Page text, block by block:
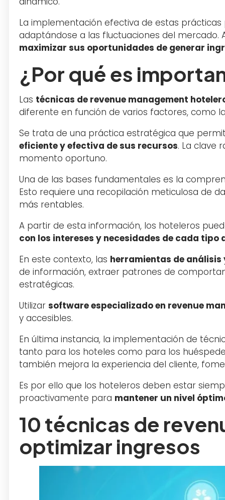
La implementación efectiva de estas
adaptándose a las fluctuaciones del mercado.
maximizar sus oportunidades de generar
¿Por qué es
Las técnicas de revenue management
diferente en función de varios factores, como
Se trata de una práctica estratégica que
eficiente y efectiva de sus recursos. La clave
momento oportuno.
Una de las bases fundamentales es la
Esto requiere una recopilación meticulosa de
más rentables.
A partir de esta información, los hoteleros
con los intereses y necesidades de cada tipo
En este contexto, las herramientas de
de información, extraer patrones de
estratégicas.
Utilizar software especializado en revenue
y accesibles.
En última instancia, la implementación de
tanto para los hoteles como para los
también mejora la experiencia del cliente,
Es por ello que los hoteleros deben estar
proactivamente para mantener un nivel
10 técnicas de
optimizar ingresos